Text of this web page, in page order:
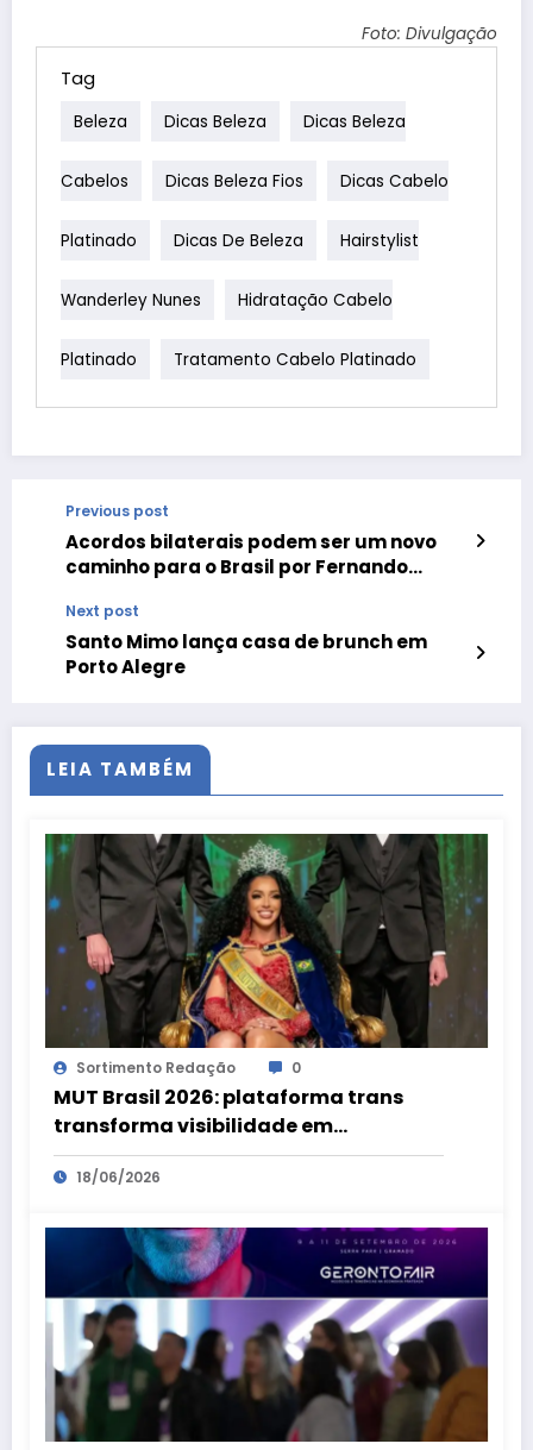
Foto: Divulgação
Tag
Beleza Dicas Beleza Dicas Beleza
Cabelos Dicas Beleza Fios Dicas Cabelo
Platinado Dicas De Beleza Hairstylist
Wanderley Nunes Hidratação Cabelo
Platinado Tratamento Cabelo Platinado
Previous post
Acordos bilaterais podem ser um novo
caminho para o Brasil por Fernando
Next post
Santo Mimo lança casa de brunch em
Porto Alegre
LEIA TAMBÉM
Sortimento Redação 0
MUT Brasil 2026: plataforma trans
transforma visibilidade em
oportunidades
18/06/2026